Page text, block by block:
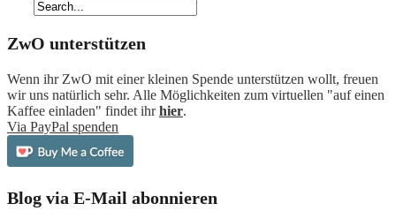
ZwO unterstützen
Wenn ihr ZwO mit einer kleinen Spende unterstützen wollt, freuen
wir uns natürlich sehr. Alle Möglichkeiten zum virtuellen "auf einen
Kaffee einladen" findet ihrhier.
Via PayPal spenden
Blog via E-Mail abonnieren